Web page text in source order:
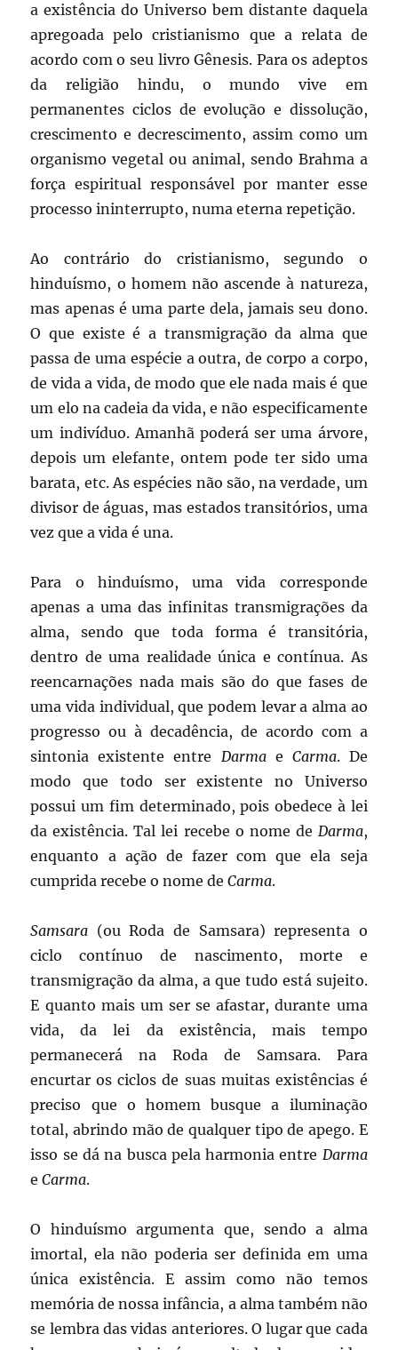
a existência do Universo bem distante daquela
apregoada pelo cristianismo que a relata de
acordo com o seu livro Gênesis. Para os adeptos
da religião hindu, o mundo vive em
permanentes ciclos de evolução e dissolução,
crescimento e decrescimento, assim como um
organismo vegetal ou animal, sendo Brahma a
força espiritual responsável por manter esse
processo ininterrupto, numa eterna repetição.
Ao contrário do cristianismo, segundo o
hinduísmo, o homem não ascende à natureza,
mas apenas é uma parte dela, jamais seu dono.
O que existe é a transmigração da alma que
passa de uma espécie a outra, de corpo a corpo,
de vida a vida, de modo que ele nada mais é que
um elo na cadeia da vida, e não especificamente
um indivíduo. Amanhã poderá ser uma árvore,
depois um elefante, ontem pode ter sido uma
barata, etc. As espécies não são, na verdade, um
divisor de águas, mas estados transitórios, uma
vez que a vida é una.
Para o hinduísmo, uma vida corresponde
apenas a uma das infinitas transmigrações da
alma, sendo que toda forma é transitória,
dentro de uma realidade única e contínua. As
reencarnações nada mais são do que fases de
uma vida individual, que podem levar a alma ao
progresso ou à decadência, de acordo com a
sintonia existente entre Darmae Carma. De
modo que todo ser existente no Universo
possui um fim determinado, pois obedece à lei
da existência. Tal lei recebe o nome de Darma,
enquanto a ação de fazer com que ela seja
cumprida recebe o nome deCarma.
Samsara (ou Roda de Samsara) representa o
ciclo contínuo de nascimento, morte e
transmigração da alma, a que tudo está sujeito.
E quanto mais um ser se afastar, durante uma
vida, da lei da existência, mais tempo
permanecerá na Roda de Samsara. Para
encurtar os ciclos de suas muitas existências é
preciso que o homem busque a iluminação
total, abrindo mão de qualquer tipo de apego. E
isso se dá na busca pela harmonia entre Darma
eCarma.
O hinduísmo argumenta que, sendo a alma
imortal, ela não poderia ser definida em uma
única existência. E assim como não temos
memória de nossa infância, a alma também não
se lembra das vidas anteriores. O lugar que cada